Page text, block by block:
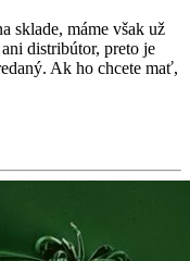
sklade, máme však už
distribútor, preto je
Ak ho chcete mať,